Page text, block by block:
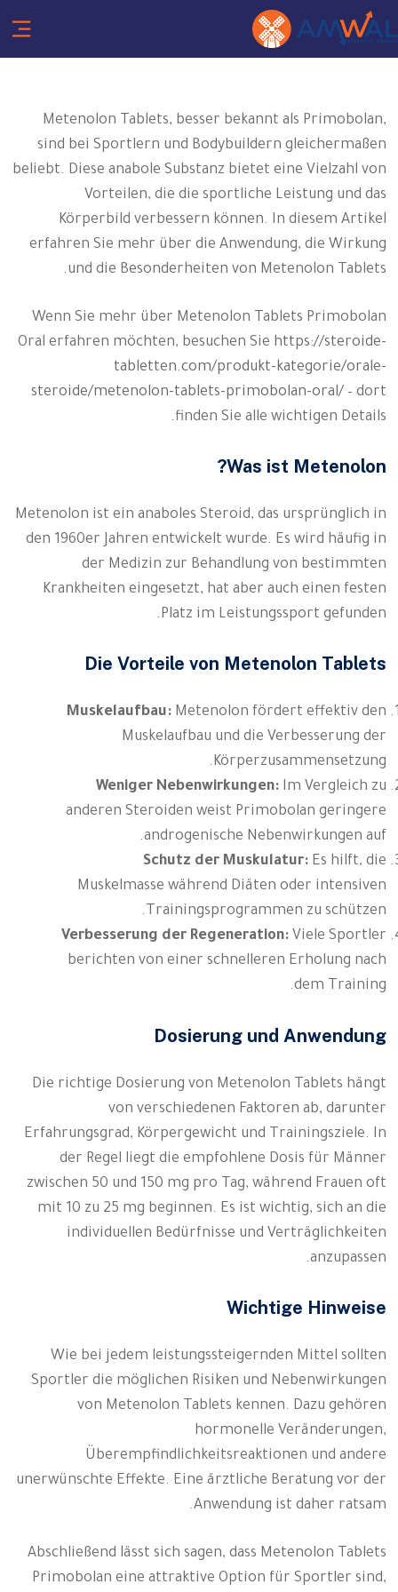
Metenolon Tablets, besser bekannt als Primobolan,
sind bei Sportlern und Bodybuildern gleichermaßen
beliebt. Diese anabole Substanz bietet eine Vielzahl von
Vorteilen, die die sportliche Leistung und das
Körperbild verbessern können. In diesem Artikel
erfahren Sie mehr über die Anwendung, die Wirkung
und die Besonderheiten von Metenolon Tablets.
Wenn Sie mehr über Metenolon Tablets Primobolan
Oral erfahren möchten, besuchen Sie https://steroide-
tabletten.com/produkt-kategorie/orale-
steroide/metenolon-tablets-primobolan-oral/– dort
finden Sie alle wichtigen Details.
Was ist Metenolon?
Metenolon ist ein anaboles Steroid, das ursprünglich in
den 1960er Jahren entwickelt wurde. Es wird häufig in
der Medizin zur Behandlung von bestimmten
Krankheiten eingesetzt, hat aber auch einen festen
Platz im Leistungssport gefunden.
Die Vorteile von Metenolon Tablets
Muskelaufbau:Metenolon fördert effektiv den
Muskelaufbau und die Verbesserung der
Körperzusammensetzung.
Weniger Nebenwirkungen:Im Vergleich zu
anderen Steroiden weist Primobolan geringere
androgenische Nebenwirkungen auf.
Schutz der Muskulatur:Es hilft, die
Muskelmasse während Diäten oder intensiven
Trainingsprogrammen zu schützen.
Verbesserung der Regeneration:Viele Sportler
berichten von einer schnelleren Erholung nach
dem Training.
Dosierung und Anwendung
Die richtige Dosierung von Metenolon Tablets hängt
von verschiedenen Faktoren ab, darunter
Erfahrungsgrad, Körpergewicht und Trainingsziele. In
der Regel liegt die empfohlene Dosis für Männer
zwischen 50 und 150 mg pro Tag, während Frauen oft
mit 10 zu 25 mg beginnen. Es ist wichtig, sich an die
individuellen Bedürfnisse und Verträglichkeiten
anzupassen.
Wichtige Hinweise
Wie bei jedem leistungssteigernden Mittel sollten
Sportler die möglichen Risiken und Nebenwirkungen
von Metenolon Tablets kennen. Dazu gehören
hormonelle Veränderungen,
Überempfindlichkeitsreaktionen und andere
unerwünschte Effekte. Eine ärztliche Beratung vor der
Anwendung ist daher ratsam.
Abschließend lässt sich sagen, dass Metenolon Tablets
Primobolan eine attraktive Option für Sportler sind,